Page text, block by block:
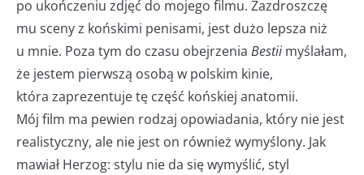
po ukończeniu zdjęć do mojego filmu. Zazdroszczę
mu sceny z końskimi penisami, jest dużo lepsza niż
u mnie. Poza tym do czasu obejrzenia Bestii myślałam,
że jestem pierwszą osobą w polskim kinie,
która zaprezentuje tę część końskiej anatomii.
Mój film ma pewien rodzaj opowiadania, który nie jest
realistyczny, ale nie jest on również wymyślony. Jak
mawiał Herzog: stylu nie da się wymyślić, styl